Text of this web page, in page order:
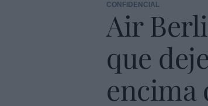
CONFIDENCIAL
Air
que
encima